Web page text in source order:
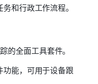
和行政工作流程。
的全面工具套件。
能，可用于设备跟